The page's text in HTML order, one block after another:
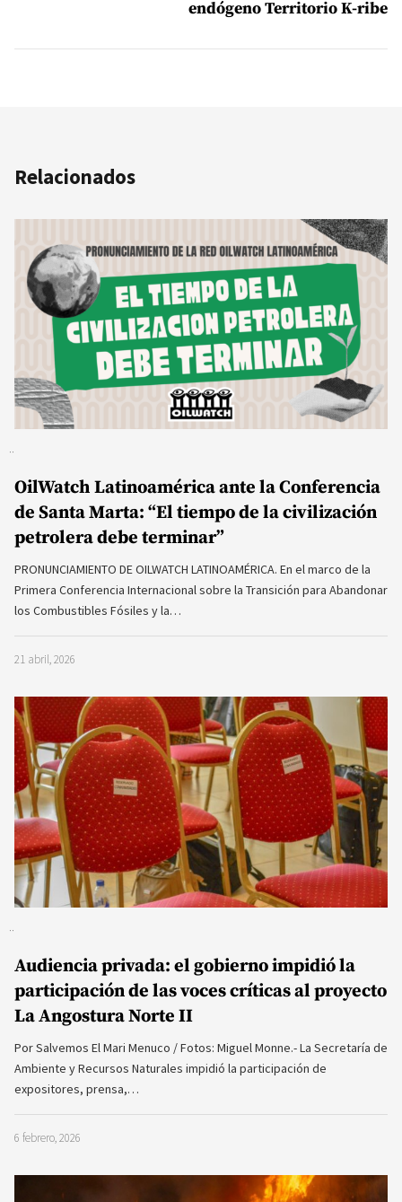
endógeno Territorio K-ribe
Relacionados
OilWatch Latinoamérica ante la Conferencia
de Santa Marta: “El tiempo de la civilización
petrolera debe terminar”
PRONUNCIAMIENTO DE OILWATCH LATINOAMÉRICA. En el marco de la
Primera Conferencia Internacional sobre la Transición para Abandonar
los Combustibles Fósiles y la…
21 abril, 2026
Audiencia privada: el gobierno impidió la
participación de las voces críticas al proyecto
La Angostura Norte II
Por Salvemos El Mari Menuco / Fotos: Miguel Monne.- La Secretaría de
Ambiente y Recursos Naturales impidió la participación de
expositores, prensa,…
6 febrero, 2026